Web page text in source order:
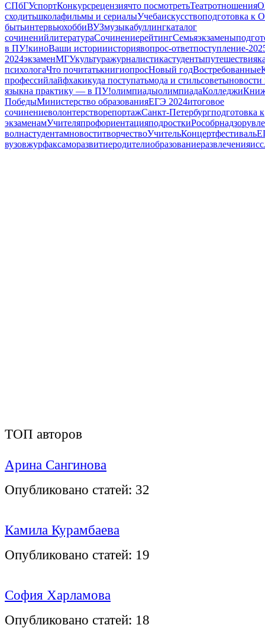
СПбГУспортКонкурсрецензиячто посмотретьТеатротношения
сходитьшколафильмы и сериалыУчебаискусствоподготовка к
бытьинтервьюхоббиВУЗмузыкабуллингкаталог
сочиненийлитератураСочинениерейтингСемьяэкзамены
в ПУ!киноВаши историиисториявопрос-ответпоступление-
2024экзаменМГУкультуражурналистикастудентыпутешествия
психологаЧто почитатькнигиопросНовый годВостребованные
профессийлайфхакикуда поступатьмода и стильсоветыновости
языкна практику — в ПУ!олимпиадыолимпиадаКолледжи
ПобедыМинистерство образованияЕГЭ 2024итоговое
сочинениеволонтерстворепортажСанкт-Петербургподготовка к
экзаменамУчителяпрофориентацияподросткиРособрнадзор
волнастудентамновоститворчествоУчительКонцертфестиваль
вузовжурфаксаморазвитиеродителиобразованиеразвлечения
ТОП авторов
Арина Сангинова
Опубликовано статей: 32
Камила Курамбаева
Опубликовано статей: 19
София Харламова
Опубликовано статей: 18